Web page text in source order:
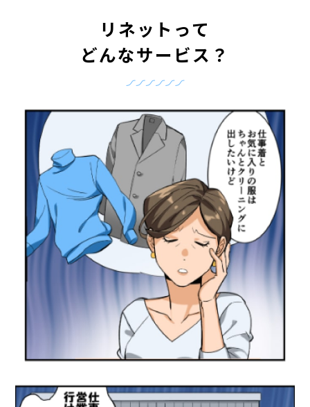
リネットって
どんなサービス？